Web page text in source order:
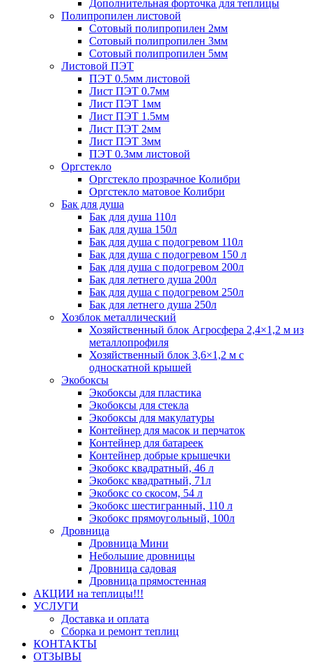
Дополнительная форточка для теплицы
Полипропилен листовой
Сотовый полипропилен 2мм
Сотовый полипропилен 3мм
Сотовый полипропилен 5мм
Листовой ПЭТ
ПЭТ 0.5мм листовой
Лист ПЭТ 0.7мм
Лист ПЭТ 1мм
Лист ПЭТ 1.5мм
Лист ПЭТ 2мм
Лист ПЭТ 3мм
ПЭТ 0.3мм листовой
Оргстекло
Оргстекло прозрачное Колибри
Оргстекло матовое Колибри
Бак для душа
Бак для душа 110л
Бак для душа 150л
Бак для душа с подогревом 110л
Бак для душа с подогревом 150 л
Бак для душа с подогревом 200л
Бак для летнего душа 200л
Бак для душа с подогревом 250л
Бак для летнего душа 250л
Хозблок металлический
Хозяйственный блок Агросфера 2,4×1,2 м из
металлопрофиля
Хозяйственный блок 3,6×1,2 м с
односкатной крышей
Экобоксы
Экобоксы для пластика
Экобоксы для стекла
Экобоксы для макулатуры
Контейнер для масок и перчаток
Контейнер для батареек
Контейнер добрые крышечки
Экобокс квадратный, 46 л
Экобокс квадратный, 71л
Экобокс со скосом, 54 л
Экобокс шестигранный, 110 л
Экобокс прямоугольный, 100л
Дровница
Дровница Мини
Небольшие дровницы
Дровница садовая
Дровница прямостенная
АКЦИИ на теплицы!!!
УСЛУГИ
Доставка и оплата
Сборка и ремонт теплиц
КОНТАКТЫ
ОТЗЫВЫ